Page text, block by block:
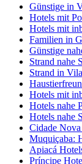
Günstige in
Hotels mit
Hotels mit
Familien in
Günstige
Strand nahe
Strand in
Hotels mit
Hotels nahe
Hotels nahe
Cidade
Muquiçaba:
Apiacá
Príncipe